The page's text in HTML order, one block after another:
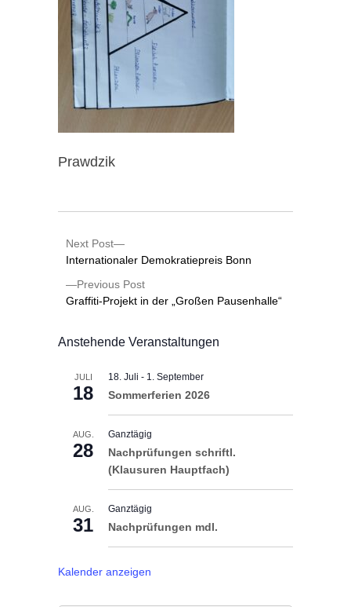
Prawdzik
Previous Post
Graffiti-Projekt in der „Großen Pausenhalle“
Next Post
Internationaler Demokratiepreis Bonn
Anstehende Veranstaltungen
JULI
18
18. Juli - 1. September
Sommerferien 2026
AUG.
28
Ganztägig
Nachprüfungen schriftl.
(Klausuren Hauptfach)
AUG.
31
Ganztägig
Nachprüfungen mdl.
Kalender anzeigen